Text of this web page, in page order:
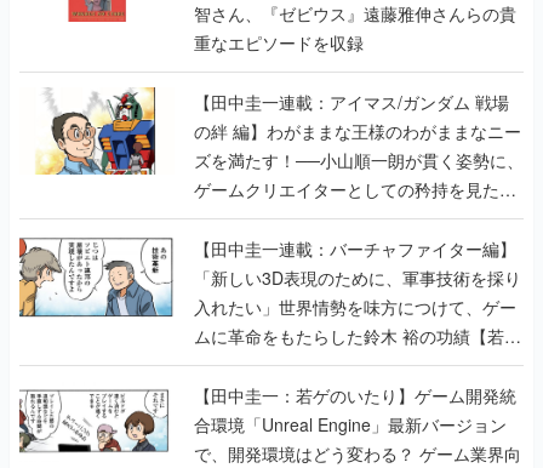
智さん、『ゼビウス』遠藤雅伸さんらの貴
重なエピソードを収録
【田中圭一連載：アイマス/ガンダム 戦場
の絆 編】わがままな王様のわがままなニー
ズを満たす！──小山順一朗が貫く姿勢に、
ゲームクリエイターとしての矜持を見た
【若ゲのいたり最終回】
【田中圭一連載：バーチャファイター編】
「新しい3D表現のために、軍事技術を採り
入れたい」世界情勢を味方につけて、ゲー
ムに革命をもたらした鈴木 裕の功績【若ゲ
のいたり】
【田中圭一：若ゲのいたり】ゲーム開発統
合環境「Unreal Engine」最新バージョン
で、開発環境はどう変わる？ ゲーム業界向